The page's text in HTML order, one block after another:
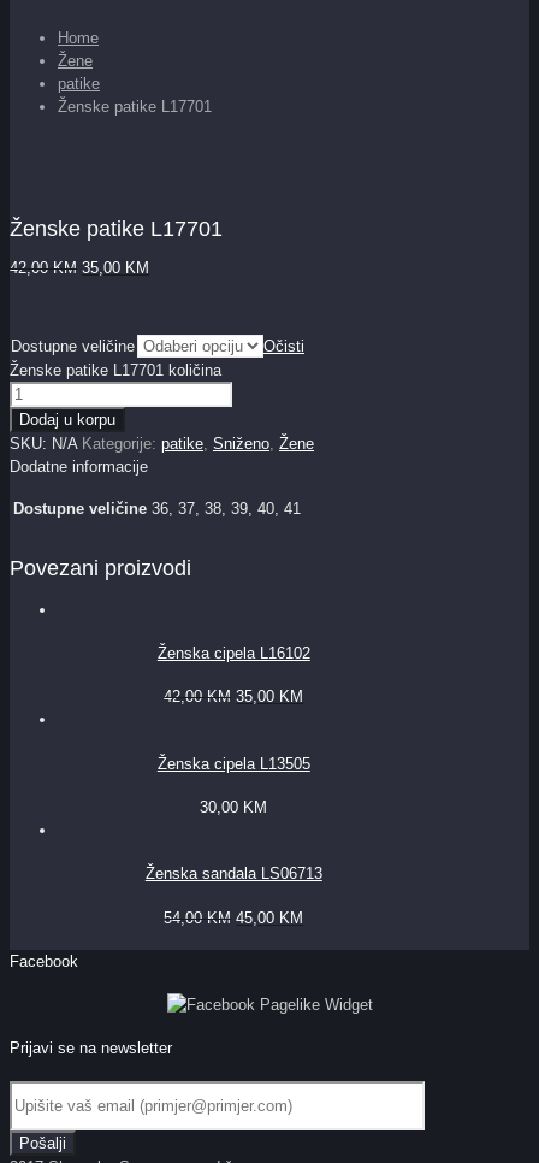
Home
Žene
patike
Ženske patike L17701
Ženske patike L17701
42,00 KM 35,00 KM
Dostupne veličine
Očisti
Ženske patike L17701 količina
Dodaj u korpu
SKU: N/A Kategorije: patike, Sniženo, Žene
Dodatne informacije
Dostupne veličine 36, 37, 38, 39, 40, 41
Povezani proizvodi
Ženska cipela L16102
42,00 KM 35,00 KM
Ženska cipela L13505
30,00 KM
Ženska sandala LS06713
54,00 KM 45,00 KM
Facebook
Prijavi se na newsletter